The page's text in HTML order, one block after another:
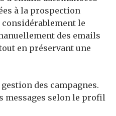
à la prospection
le
des emails
en préservant une
des campagnes.
messages selon le profil